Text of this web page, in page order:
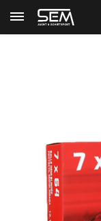
Terug Home